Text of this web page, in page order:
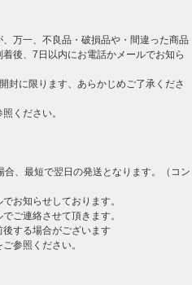
万一、不良品・破損品や・間違った商品
後、7日以内にお電話かメールでお知ら
封に限ります、あらかじめご了承くださ
ください。
、最短で翌日の発送となります。（コン
お知らせしております。
ご連絡させて頂きます。
する場合がございます
ご参照ください。